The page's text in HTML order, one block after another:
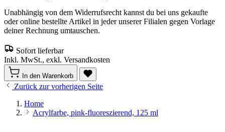
Unabhängig von dem Widerrufsrecht kannst du bei uns gekaufte
oder online bestellte Artikel in jeder unserer Filialen gegen Vorlage
deiner Rechnung umtauschen.
Sofort lieferbar
Inkl. MwSt., exkl. Versandkosten
In den Warenkorb
Zurück zur vorherigen Seite
Home
Acrylfarbe, pink-fluoreszierend, 125 ml